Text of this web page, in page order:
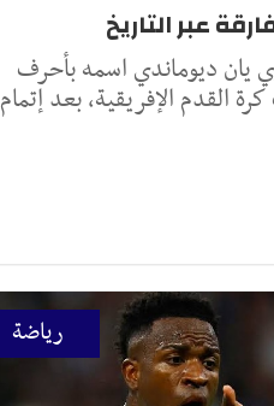
يان ديوماندي اسمه بأحرف
القدم الإفريقية، بعد إتمام
رياضة